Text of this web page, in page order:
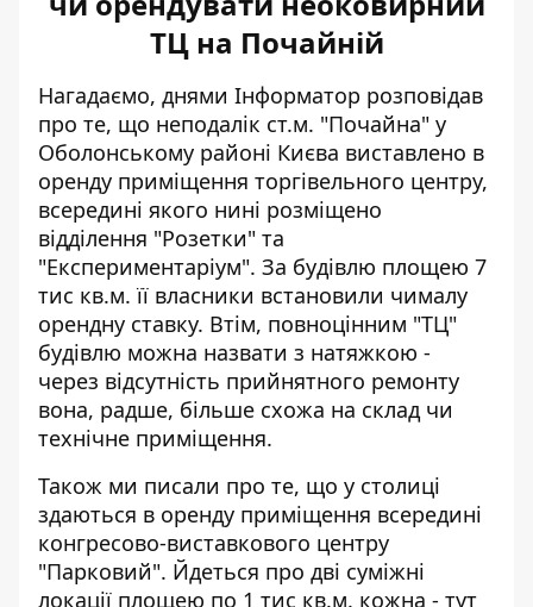
ТЦ на Почайній
Нагадаємо, днями Інформатор розповідав
про те, що неподалік ст.м. "Почайна" у
Оболонському районі Києва виставлено в
оренду приміщення торгівельного центру,
всередині якого нині розміщено
відділення "Розетки" та
"Експериментаріум". За будівлю площею 7
тис кв.м. її власники встановили чималу
орендну ставку. Втім, повноцінним "ТЦ"
будівлю можна назвати з натяжкою -
через відсутність прийнятного ремонту
вона, радше, більше схожа на склад чи
технічне приміщення.
Також ми писали про те, що у столиці
здаються в оренду приміщення всередині
конгресово-виставкового центру
"Парковий". Йдеться про дві суміжні
локації площею по 1 тис кв.м. кожна - тут